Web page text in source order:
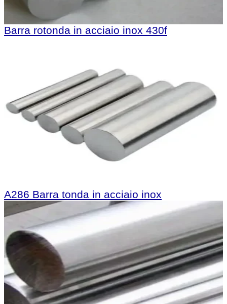
Barra rotonda in acciaio inox 430f
A286 Barra tonda in acciaio inox